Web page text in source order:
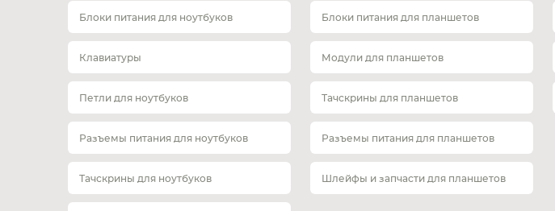
Блоки питания для ноутбуков
Клавиатуры
Петли для ноутбуков
Разъемы питания для ноутбуков
Тачскрины для ноутбуков
Блоки питания для планшетов
Модули для планшетов
Тачскрины для планшетов
Разъемы питания для планшетов
Шлейфы и запчасти для планшетов